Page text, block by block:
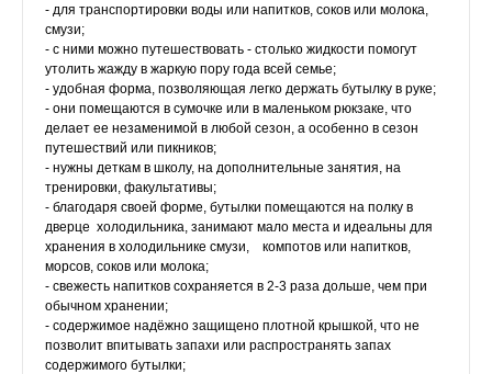
- для транспортировки воды или напитков, соков или молока,
смузи;
- с ними можно путешествовать - столько жидкости помогут
утолить жажду в жаркую пору года всей семье;
- удобная форма, позволяющая легко держать бутылку в руке;
- они помещаются в сумочке или в маленьком рюкзаке, что
делает ее незаменимой в любой сезон, а особенно в сезон
путешествий или пикников;
- нужны деткам в школу, на дополнительные занятия, на
тренировки, факультативы;
- благодаря своей форме, бутылки помещаются на полку в
дверце холодильника, занимают мало места и идеальны для
хранения в холодильнике смузи, компотов или напитков,
морсов, соков или молока;
- свежесть напитков сохраняется в 2-3 раза дольше, чем при
обычном хранении;
- содержимое надёжно защищено плотной крышкой, что не
позволит впитывать запахи или распространять запах
содержимого бутылки;